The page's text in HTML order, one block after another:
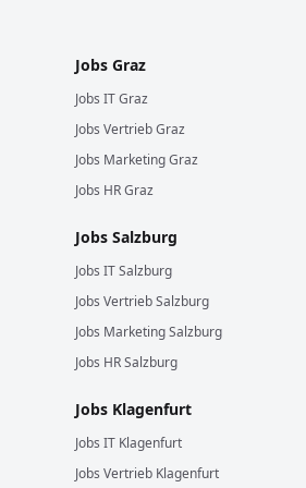
Jobs Graz
Jobs ITGraz
Jobs VertriebGraz
Jobs MarketingGraz
Jobs HRGraz
Jobs Salzburg
Jobs ITSalzburg
Jobs VertriebSalzburg
Jobs MarketingSalzburg
Jobs HRSalzburg
Jobs Klagenfurt
Jobs IT Klagenfurt
Jobs Vertrieb Klagenfurt